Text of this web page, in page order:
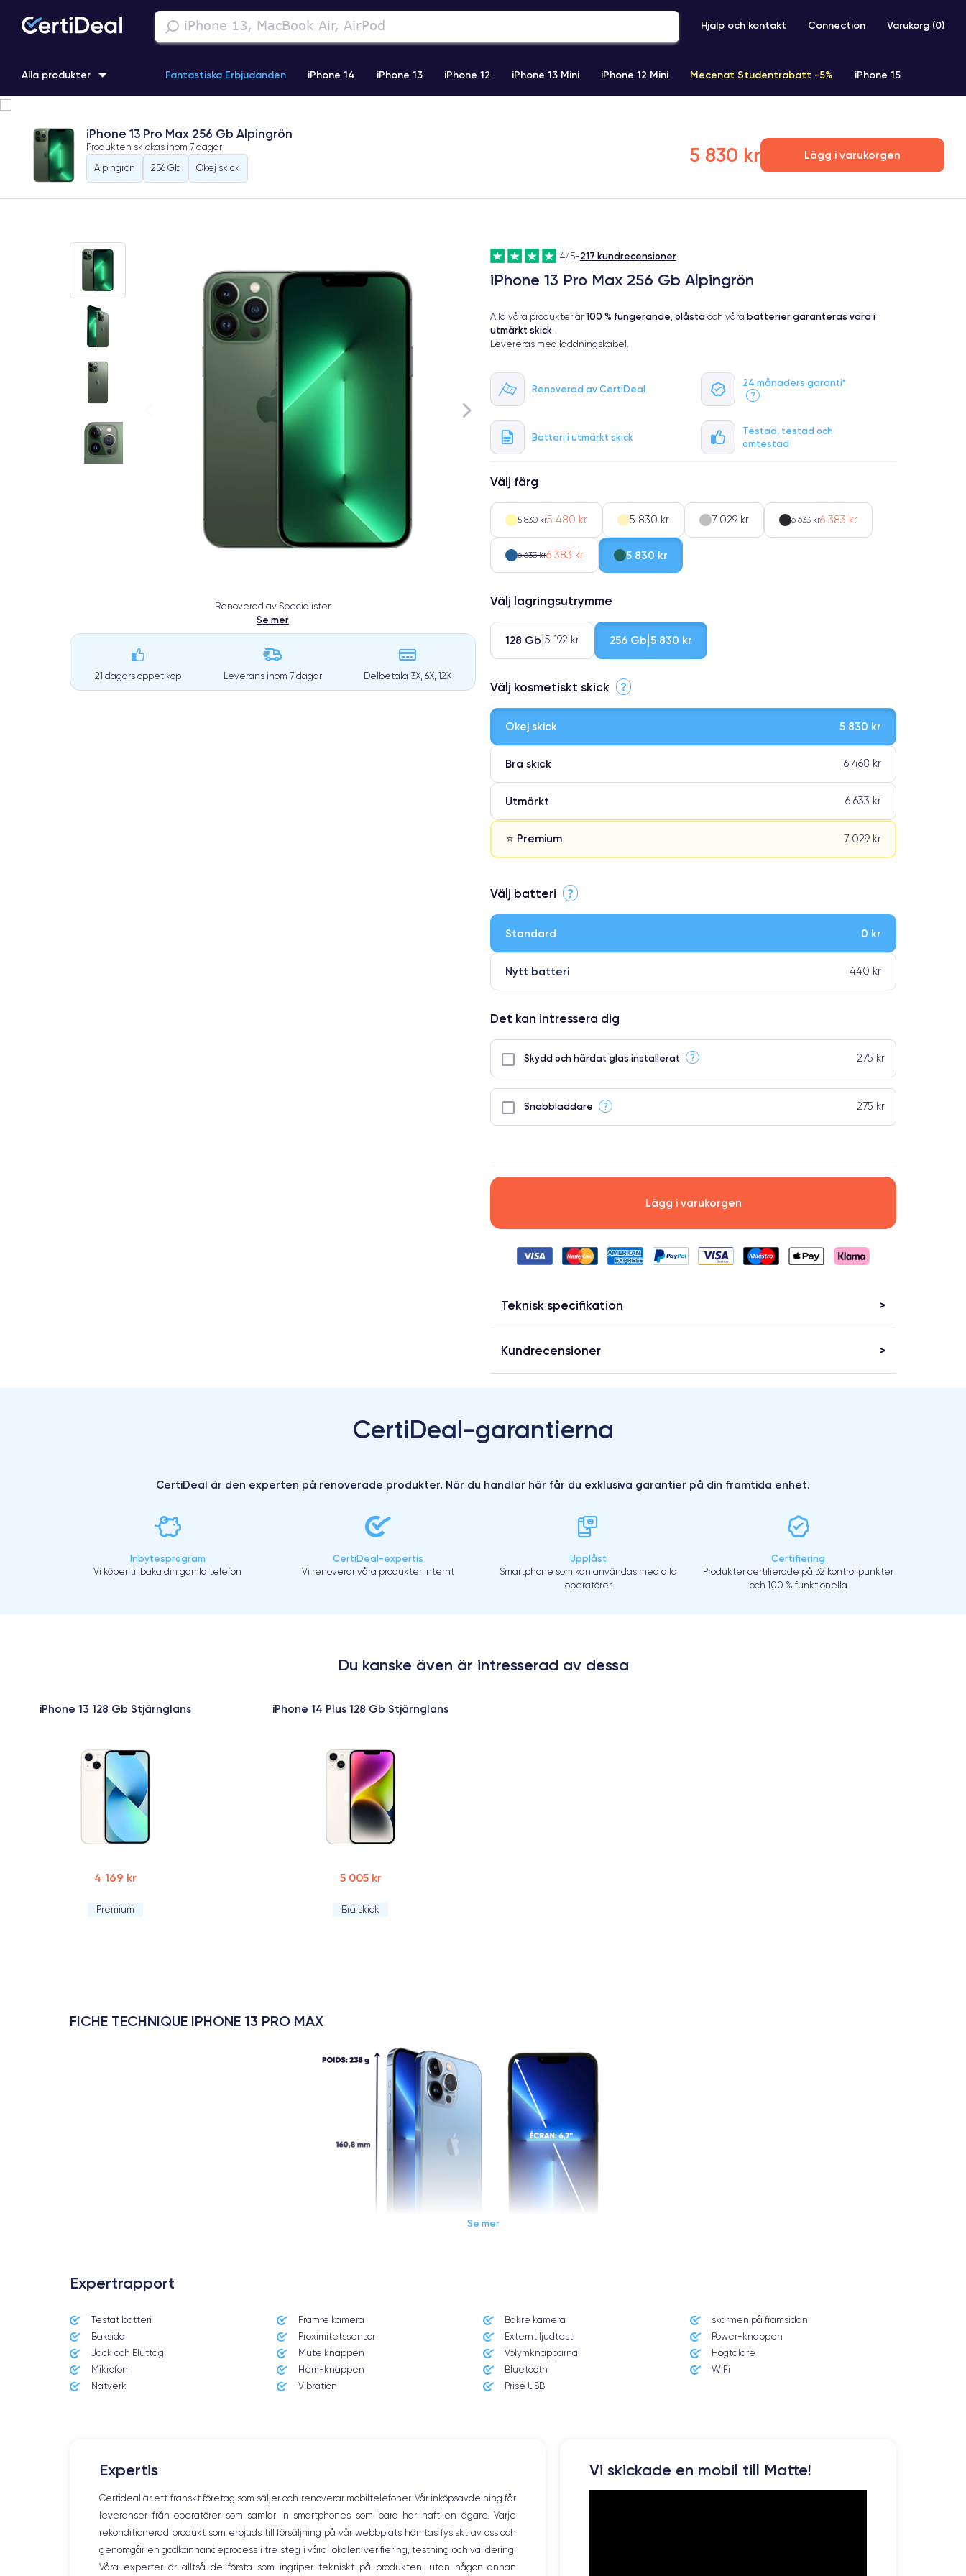
Hjälp och kontakt Connection Varukorg (0)
Alla produkter Fantastiska Erbjudanden iPhone 14 iPhone 13 iPhone 12 iPhone 13 Mini iPhone 12 Mini Mecenat Studentrabatt -5% iPhone 15
iPhone 11 Pro iPhone 15 Pro
iPhone 13 Pro Max 256 Gb Alpingrön
Produkten skickas inom 7 dagar
Alpingrön
256 Gb Okej skick
5 830 kr Lägg i varukorgen
Renoverad av Specialister
Se mer
21 dagars öppet köp Leverans inom 7 dagar Delbetala 3X, 6X, 12X
4/5-217 kundrecensioner
iPhone 13 Pro Max 256 Gb Alpingrön
Alla våra produkter är 100 % fungerande olåsta och våra batterier garanteras vara i
utmärkt skick
Levereras med laddningskabel.
Renoverad av CertiDeal
24 månaders garanti*
?
Batteri i utmärkt skick
Testad, testad och
omtestad
Välj färg
5 830 kr5 480 kr 5 830 kr 7 029 kr 6 633 kr6 383 kr
6 633 kr6 383 kr 5 830 kr
Välj lagringsutrymme
128 Gb 5 192 kr 256 Gb 5 830 kr
Välj kosmetiskt skick ?
Okej skick 5 830 kr
Bra skick 6 468 kr
Utmärkt 6 633 kr
⭐ Premium 7 029 kr
⭐ Premium
Välj batteri ?
Standard 0 kr
Nytt batteri 440 kr
Det kan intressera dig
Skydd och härdat glas installerat ? 275 kr
Snabbladdare ? 275 kr
Lägg i varukorgen
Teknisk specifikation
Kundrecensioner
CertiDeal-garantierna
CertiDeal är den experten på renoverade produkter. När du handlar här får du exklusiva garantier på din framtida enhet.
Inbytesprogram
Vi köper tillbaka din gamla telefon
CertiDeal-expertis
Vi renoverar våra produkter internt
Upplåst
Smartphone som kan användas med alla
operatörer
Certifiering
Produkter certifierade på 32 kontrollpunkter
och 100 % funktionella
Du kanske även är intresserad av dessa
iPhone 13 128 Gb Stjärnglans
4 169 kr
Premium
iPhone 14 Plus 128 Gb Stjärnglans
5 005 kr
Bra skick
FICHE TECHNIQUE IPHONE 13 PRO MAX
Date de sortie
14/09/2021
Système exploitation
iOS (iOS 16)
Dimensions
160.8×78.1×7.65 mm
Poids
238 g
Puce A15 Bionic
Nombre de cœurs
6
Nom GPU
GPU 5 cœurs
Fréq. processeur
3.22 GHz
Se mer
Expertrapport
Testat batteri Främre kamera Bakre kamera
skärmen på framsidan
Baksida
Proximitetssensor Externt ljudtest
Power-knappen
Jack och Eluttag
Mute knappen Volymknapparna
Högtalare
Mikrofon
Hem-knappen Bluetooth
WiFi
Nätverk
Vibration Prise USB
Expertis
Certideal är ett franskt företag som säljer och renoverar mobiltelefoner. Vår inköpsavdelning får
leveranser från operatörer som samlar in smartphones som bara har haft en ägare. Varje
rekonditionerad produkt som erbjuds till försäljning på vår webbplats hämtas fysiskt av oss och
genomgår en godkännandeprocess i tre steg i våra lokaler: verifiering, testning och validering.
Våra experter är alltså de första som ingriper tekniskt på produkten, utan någon annan
Vi skickade en mobil till Matte!